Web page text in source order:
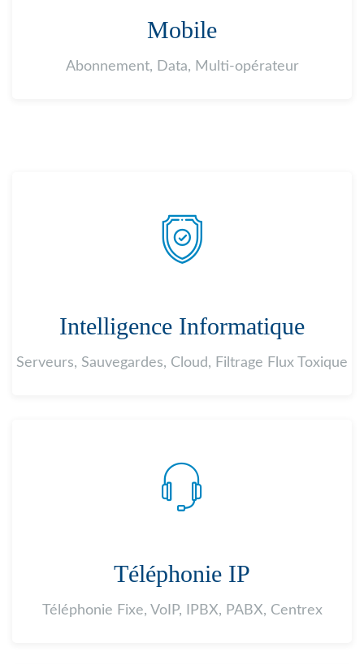
Mobile
Abonnement, Data, Multi-opérateur
Intelligence Informatique
Serveurs, Sauvegardes, Cloud, Filtrage Flux Toxique
Téléphonie IP
Téléphonie Fixe, VoIP, IPBX, PABX, Centrex